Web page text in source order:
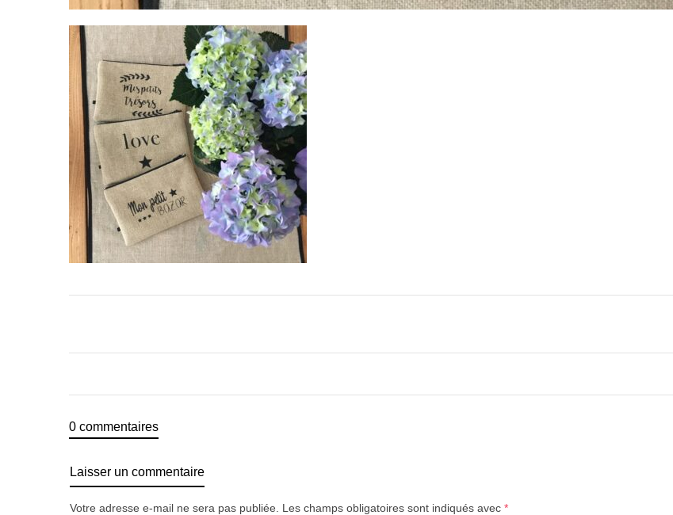
0 commentaires
Laisser un commentaire
Votre adresse e-mail ne sera pas publiée. Les champs obligatoires sont indiqués avec *